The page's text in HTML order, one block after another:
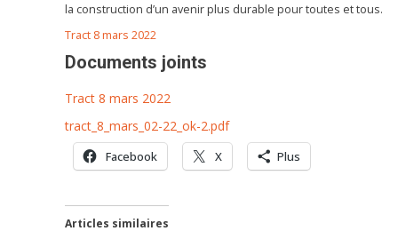
la construction d’un avenir plus durable pour toutes et tous.
Tract 8 mars 2022
Documents joints
Tract 8 mars 2022
tract_8_mars_02-22_ok-2.pdf
Facebook X Plus
Articles similaires